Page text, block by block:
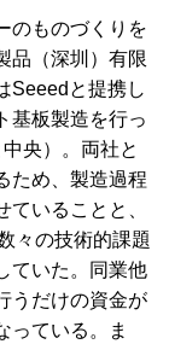
のものづくりを
品（深圳）有限
Seeed と提携し
基板製造を行っ
央）。両社と
ため、製造過程
いることと、
々の技術的課題
ていた。同業他
うだけの資金が
っている。ま